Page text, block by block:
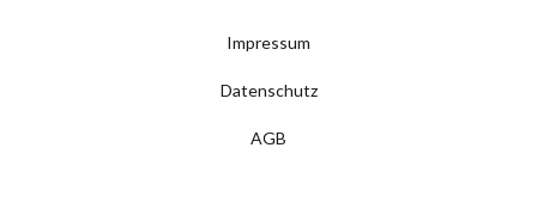
Impressum
Datenschutz
AGB